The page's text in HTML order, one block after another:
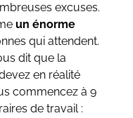
excuses.
un énorme
qui attendent.
dit que la
en réalité
commencez à 9
de travail :